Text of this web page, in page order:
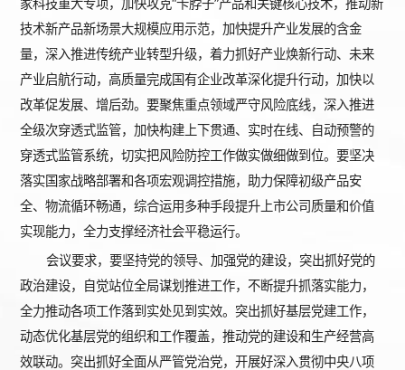
技术新产品新场景大规模应用示范，加快提升产业发展的含金
量，深入推进传统产业转型升级，着力抓好产业焕新行动、未来
产业启航行动，高质量完成国有企业改革深化提升行动，加快以
改革促发展、增后劲。要聚焦重点领域严守风险底线，深入推进
全级次穿透式监管，加快构建上下贯通、实时在线、自动预警的
穿透式监管系统，切实把风险防控工作做实做细做到位。要坚决
落实国家战略部署和各项宏观调控措施，助力保障初级产品安
全、物流循环畅通，综合运用多种手段提升上市公司质量和价值
实现能力，全力支撑经济社会平稳运行。
会议要求，要坚持党的领导、加强党的建设，突出抓好党的
政治建设，自觉站位全局谋划推进工作，不断提升抓落实能力，
全力推动各项工作落到实处见到实效。突出抓好基层党建工作，
动态优化基层党的组织和工作覆盖，推动党的建设和生产经营高
效联动。突出抓好全面从严管党治党，开展好深入贯彻中央八项